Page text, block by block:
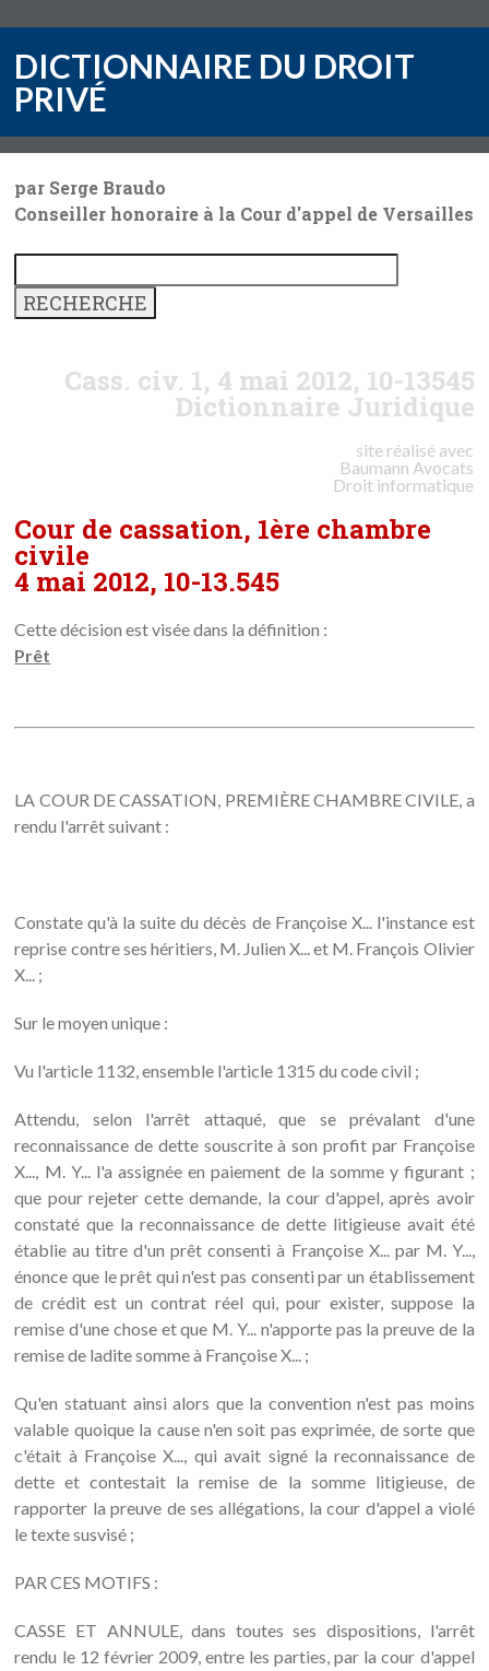
DICTIONNAIRE DU DROIT
PRIVÉ
par Serge Braudo
Conseiller honoraire à la Cour d'appel de Versailles
Cass. civ. 1, 4 mai 2012, 10-13545
Dictionnaire Juridique
site réalisé avec
Baumann Avocats
Droit informatique
Cour de cassation, 1ère chambre
civile
4 mai 2012, 10-13.545
Cette décision est visée dans la définition :
Prêt
LA COUR DE CASSATION, PREMIÈRE CHAMBRE CIVILE, a
rendu l'arrêt suivant :
Constate qu'à la suite du décès de Françoise X... l'instance est
reprise contre ses héritiers, M. Julien X... et M. François Olivier
X... ;
Sur le moyen unique :
Vu l'article 1132, ensemble l'article 1315 du code civil ;
Attendu, selon l'arrêt attaqué, que se prévalant d'une
reconnaissance de dette souscrite à son profit par Françoise
X..., M. Y... l'a assignée en paiement de la somme y figurant ;
que pour rejeter cette demande, la cour d'appel, après avoir
constaté que la reconnaissance de dette litigieuse avait été
établie au titre d'un prêt consenti à Françoise X... par M. Y...,
énonce que le prêt qui n'est pas consenti par un établissement
de crédit est un contrat réel qui, pour exister, suppose la
remise d'une chose et que M. Y... n'apporte pas la preuve de la
remise de ladite somme à Françoise X... ;
Qu'en statuant ainsi alors que la convention n'est pas moins
valable quoique la cause n'en soit pas exprimée, de sorte que
c'était à Françoise X..., qui avait signé la reconnaissance de
dette et contestait la remise de la somme litigieuse, de
rapporter la preuve de ses allégations, la cour d'appel a violé
le texte susvisé ;
PAR CES MOTIFS :
CASSE ET ANNULE, dans toutes ses dispositions, l'arrêt
rendu le 12 février 2009, entre les parties, par la cour d'appel